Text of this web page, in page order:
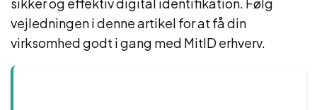
vejledningen i denne artikel for at få din
virksomhed godt i gang med MitID erhverv.